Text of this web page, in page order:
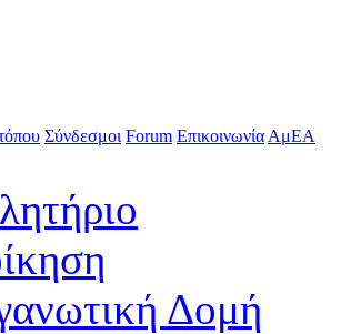
Σύνδεσμοι Forum Επικοινωνία ΑμΕΑ
Δομή